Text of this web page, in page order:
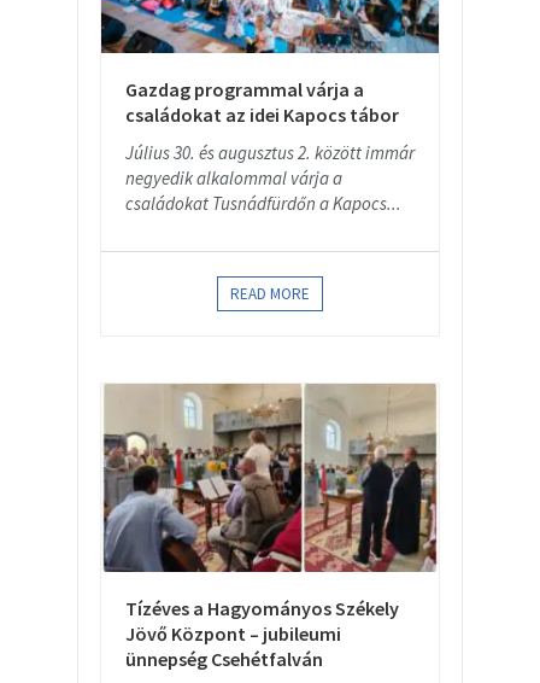
Gazdag programmal várja a
családokat az idei Kapocs tábor
Július 30. és augusztus 2. között immár
negyedik alkalommal várja a
családokat Tusnádfürdőn a Kapocs...
READ MORE
Tízéves a Hagyományos Székely
Jövő Központ – jubileumi
ünnepség Csehétfalván